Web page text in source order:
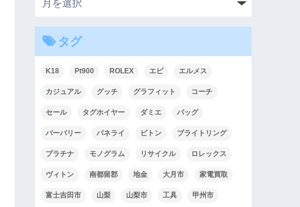
タグ
K18 Pt900 ROLEX エピ エルメス
カジュアル グッチ グラフィット コーチ
セール タグホイヤー ダミエ バッグ
バーバリー パネライ ビトン ブライトリング
プラチナ モノグラム リサイクル ロレックス
ヴィトン 南都留郡 地金 大月市 家電買取
富士吉田市 山梨 山梨市 工具 甲州市